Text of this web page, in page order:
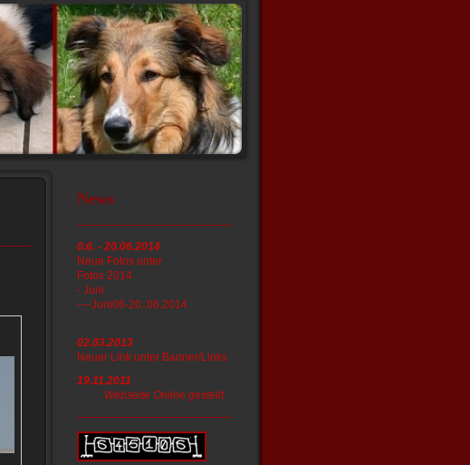
News
0.6. - 20.06.2014
Neue Fotos unter
Fotos 2014
- Juni
----Juni06-20..06.2014
02.03.2013
Neuer Link unter Banner/Links
19.11.2011
Webseite Online gestellt